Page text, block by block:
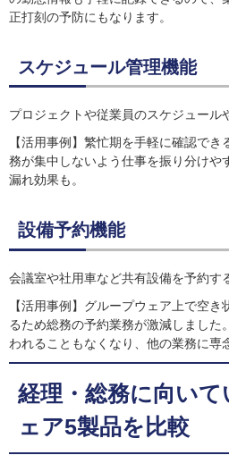
正打刻の予防にもなります。
スケジュール管理機能
プロジェクトや従業員のスケジュール
【活用事例】繁忙期を手軽に確認で
務が集中しないよう仕事を振り分けや
漏れ効果も。
設備予約機能
会議室や社用車など共有設備を予約す
【活用事例】グループウェア上で空
るため総務の予約業務が激減しました
われることもなくなり、他の業務に専
経理・総務に向い
ェア5製品を比較